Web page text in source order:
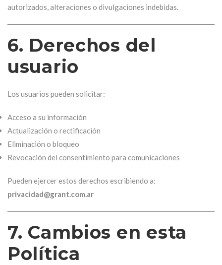
autorizados, alteraciones o divulgaciones indebidas.
6. Derechos del
usuario
Los usuarios pueden solicitar:
Acceso a su información
Actualización o rectificación
Eliminación o bloqueo
Revocación del consentimiento para comunicaciones
Pueden ejercer estos derechos escribiendo a:
privacidad@grant.com.ar
7. Cambios en esta
Política